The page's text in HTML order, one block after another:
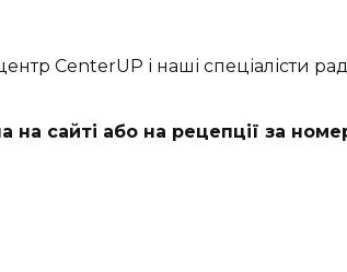
CenterUP і наші спеціалісти
сайті або на рецепції за